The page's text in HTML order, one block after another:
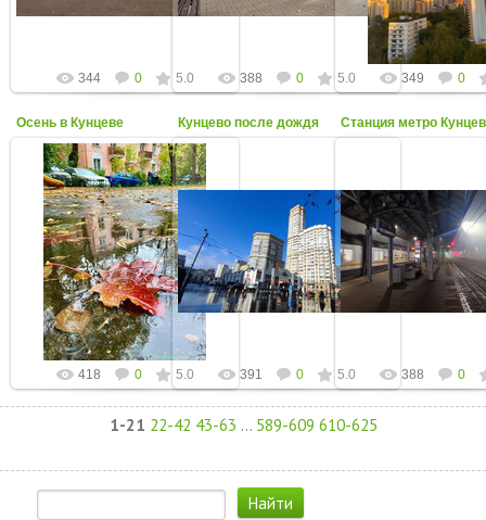
kuntsevo-online
344 0 5.0 388 0 5.0 349 0
Осень в Кунцеве
09 Октября 2023
Фото от Екатерины Мартыненко
kuntsevo-online
418 0 5.0
Кунцево после дождя
09 Октября 2023
Фото от Сергея Макурина 5
октября
kuntsevo-online
391 0 5.0
31 Августа
Фото от Сергея
kuntsevo-
388 0
1-21 22-42 43-63 ... 589-609 610-625